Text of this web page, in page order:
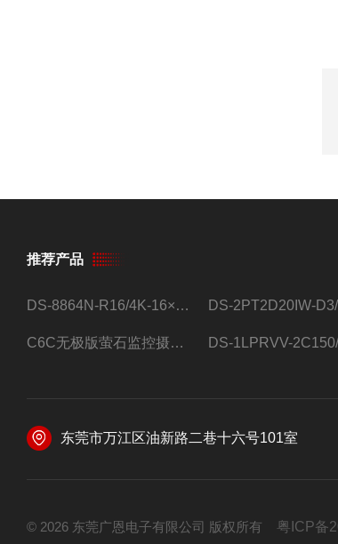
推荐产品
DS-8864N-R16/4K-16×4T/希捷16盘位录像机
C6C无极版萤石监控摄像头
东莞市万江区油新路二巷十六号101室
© 2026 东莞广恩电子有限公司 版权所有 粤ICP备